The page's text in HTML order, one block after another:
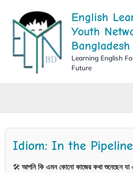
content
English
Youth
Bangladesh
Learning English
Future
Idiom: In the Pipeline
🛠️ আপনি কি এমন কোনো কাজের কথা শুনেছেন